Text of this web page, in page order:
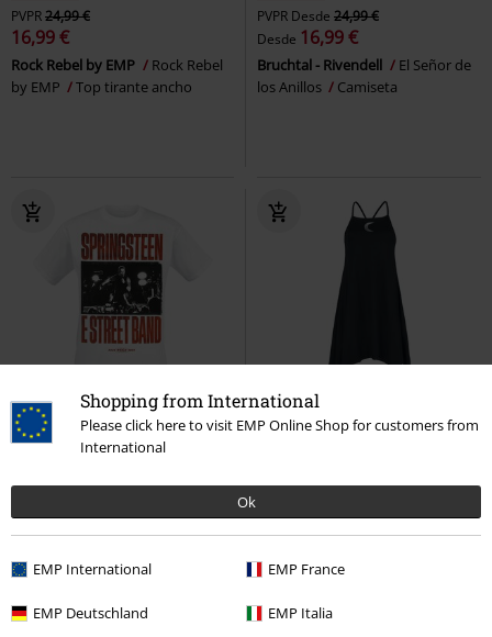
Shopping from International
Please click here to visit EMP Online Shop for customers from
International
Ok
EMP International EMP France
EMP Deutschland EMP Italia
PVPR24,99 €
16,99 €
Rock Rebel by EMP
Rock Rebel
by EMP
Top tirante ancho
PVPR Desde 24,99 €
Desde 16,99 €
Bruchtal - Rivendell
El Señor de
los Anillos
Camiseta
%
E Street Band
Bruce Springsteen
42% DTO
PVPRDesde35,99 €
Mireya Top Heartless Top